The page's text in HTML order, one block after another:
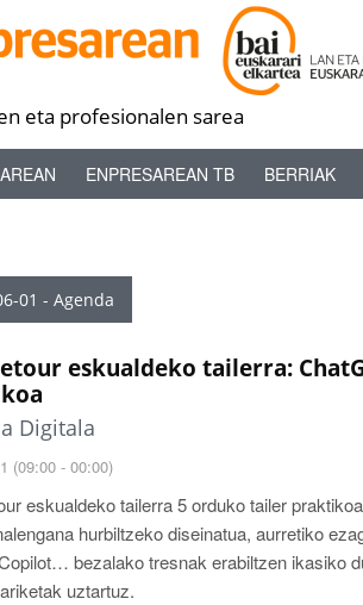
eta profesionalen sarea
ENPRESAREAN TB BERRIAK
01 - Agenda
eskualdeko tailerra:
Digitala
(09:00 - 00:00)
eskualdeko tailerra 5 orduko tailer
hurbiltzeko diseinatua, aurretiko
bezalako tresnak erabiltzen ikasiko
uztartuz.